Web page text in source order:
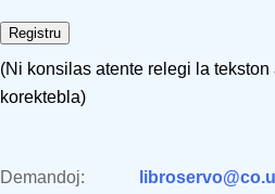
(Ni konsilas atente relegi la
korektebla)
Demandoj: